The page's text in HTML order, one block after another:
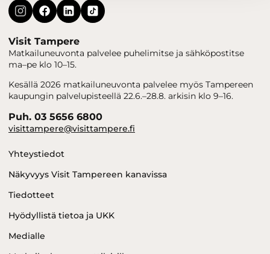
Visit Tampere
Matkailuneuvonta palvelee puhelimitse ja sähköpostitse
ma–pe klo 10–15.
Kesällä 2026 matkailuneuvonta palvelee myös Tampereen
kaupungin palvelupisteellä 22.6.–28.8. arkisin klo 9–16.
Puh. 03 5656 6800
visittampere@visittampere.fi
Yhteystiedot
Näkyvyys Visit Tampereen kanavissa
Tiedotteet
Hyödyllistä tietoa ja UKK
Medialle